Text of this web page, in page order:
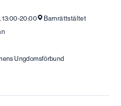
13:00-20:00
Barnrättstältet
Ungdomsförbund